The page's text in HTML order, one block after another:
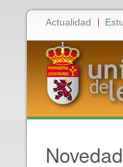
Actualidad